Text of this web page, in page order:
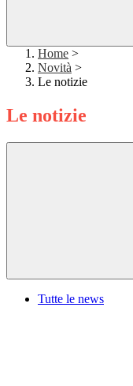
Home >
Novità >
Le notizie
Le notizie
Tutte le news